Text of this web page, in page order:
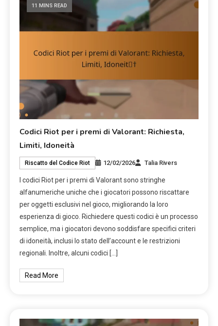
11 MINS READ
Codici Riot per i premi di Valorant: Richiesta,
Limiti, Idoneità
Riscatto del Codice Riot 12/02/2026 Talia Rivers
I codici Riot per i premi di Valorant sono stringhe
alfanumeriche uniche che i giocatori possono riscattare
per oggetti esclusivi nel gioco, migliorando la loro
esperienza di gioco. Richiedere questi codici è un processo
semplice, ma i giocatori devono soddisfare specifici criteri
di idoneità, inclusi lo stato dell’account e le restrizioni
regionali. Inoltre, alcuni codici […]
Read More